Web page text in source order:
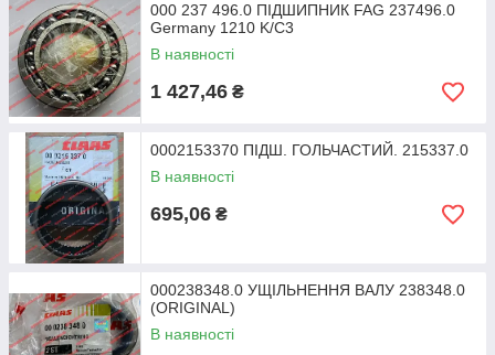
000 237 496.0 ПІДШИПНИК FAG 237496.0
Germany 1210 K/C3
В наявності
1 427,46 ₴
0002153370 ПІДШ. ГОЛЬЧАСТИЙ. 215337.0
В наявності
695,06 ₴
000238348.0 УЩІЛЬНЕННЯ ВАЛУ 238348.0
(ORIGINAL)
В наявності